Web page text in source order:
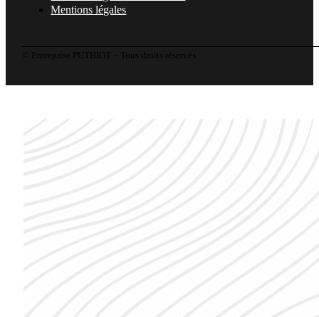
Mentions légales
© Entreprise PUTHIOT – Tous droits réservés